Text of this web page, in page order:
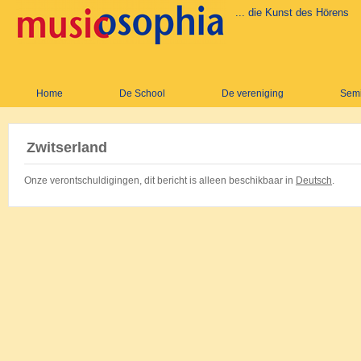
... die Kunst des Hörens
Home De School De vereniging
Zwitserland
Onze verontschuldigingen, dit bericht is alleen beschikbaar in Deutsch.